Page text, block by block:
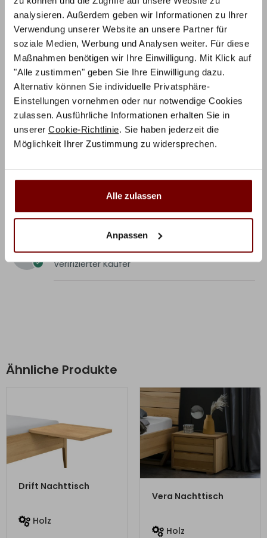
analysieren. Außerdem geben wir Informationen zu Ihrer
Verwendung unserer Website an unsere Partner für
soziale Medien, Werbung und Analysen weiter. Für diese
Maßnahmen benötigen wir Ihre Einwilligung. Mit Klick auf
"Alle zustimmen" geben Sie Ihre Einwilligung dazu.
Alternativ können Sie individuelle Privatsphäre-
Einstellungen vornehmen oder nur notwendige Cookies
zulassen. Ausführliche Informationen erhalten Sie in
unserer Cookie-Richtlinie. Sie haben jederzeit die
Möglichkeit Ihrer Zustimmung zu widersprechen.
Alle zulassen
Anpassen
1-3 von 3 Rezensionen
Richard A.
Verifizierter Käufer
27. April 2026
Sehr kompetent und hilfsbereit, einwandfreie
Qualität, saubere Verarbeitung, Lieferung
nach Österreich ohne Probleme und die
Verifizierter Käufer
Horst
Verifizierter Käufer
20. Juni 2023
Ähnliche Produkte
ZUM PRODUKT
Drift Nachttisch
Holz
ZUM PRODUKT
Vera Nachttisch
Holz